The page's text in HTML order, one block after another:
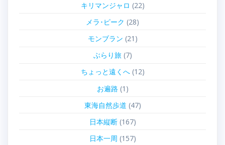
キリマンジャロ (22)
メラ･ピーク (28)
モンブラン (21)
ぶらり旅(7)
ちょっと遠くへ(12)
お遍路 (1)
東海自然歩道 (47)
日本縦断(167)
日本一周 (157)